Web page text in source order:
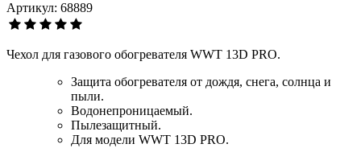
Артикул: 68889
Чехол для газового обогревателя WWT 13D PRO.
Защита обогревателя от дождя, снега, солнца и
пыли.
Водонепроницаемый.
Пылезащитный.
Для модели WWT 13D PRO.